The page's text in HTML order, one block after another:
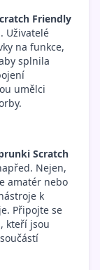
Friendly
Uživatelé
na funkce,
splnila
umělci
Scratch
Nejen,
amatér nebo
k
Připojte se
kteří jsou